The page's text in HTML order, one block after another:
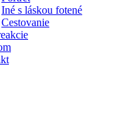
Iné s láskou fotené
Cestovanie